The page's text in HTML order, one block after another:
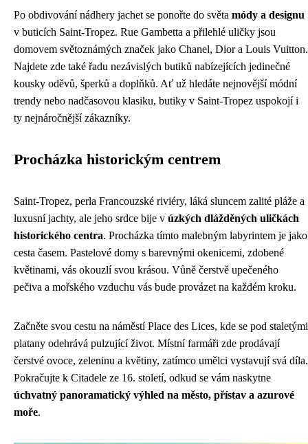
Po obdivování nádhery jachet se ponořte do světa módy a designu
v buticích Saint-Tropez. Rue Gambetta a přilehlé uličky jsou
domovem světoznámých značek jako Chanel, Dior a Louis Vuitton.
Najdete zde také řadu nezávislých butiků nabízejících jedinečné
kousky oděvů, šperků a doplňků. Ať už hledáte nejnovější módní
trendy nebo nadčasovou klasiku, butiky v Saint-Tropez uspokojí i
ty nejnáročnější zákazníky.
Procházka historickým centrem
Saint-Tropez, perla Francouzské riviéry, láká sluncem zalité pláže a
luxusní jachty, ale jeho srdce bije v úzkých dlážděných uličkách
historického centra. Procházka tímto malebným labyrintem je jako
cesta časem. Pastelové domy s barevnými okenicemi, zdobené
květinami, vás okouzlí svou krásou. Vůně čerstvě upečeného
pečiva a mořského vzduchu vás bude provázet na každém kroku.
Začněte svou cestu na náměstí Place des Lices, kde se pod staletými
platany odehrává pulzující život. Místní farmáři zde prodávají
čerstvé ovoce, zeleninu a květiny, zatímco umělci vystavují svá díla.
Pokračujte k Citadele ze 16. století, odkud se vám naskytne
úchvatný panoramatický výhled na město, přístav a azurové
moře.